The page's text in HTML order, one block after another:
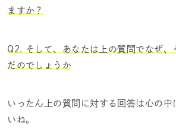
ますか？
Q2. そして、あなたは上の質問でなぜ、
だのでしょうか
いったん上の質問に対する回答は心の中
いね。